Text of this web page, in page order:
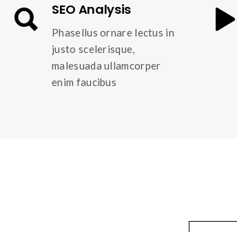
SEO Analysis
Phasellus ornare lectus in
justo scelerisque,
malesuada ullamcorper
enim faucibus